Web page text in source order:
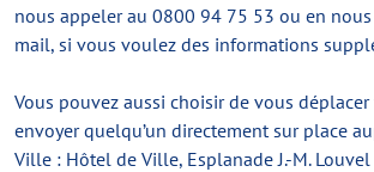
nous appeler au 0800 94 75 53 ou en
mail, si vous voulez des informations
Vous pouvez aussi choisir de vous
envoyer quelqu’un directement sur place
Ville : Hôtel de Ville, Esplanade J.-M. Louvel